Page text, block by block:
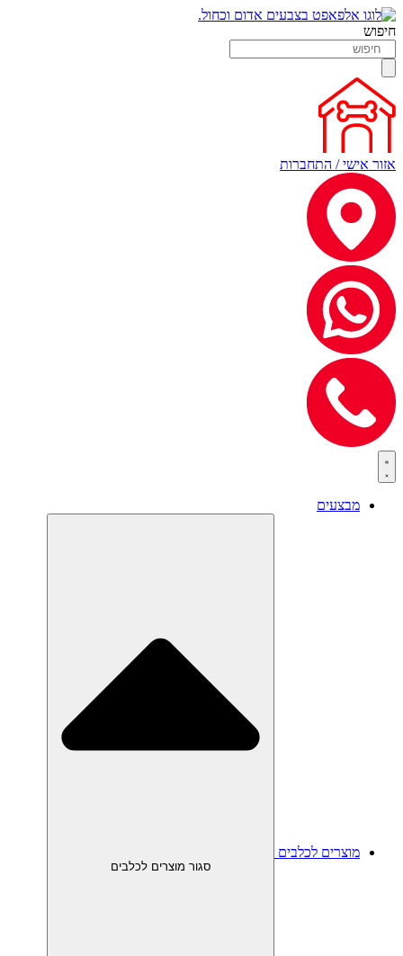
חיפוש
אזור אישי / התחברות
מבצעים
מוצרים לכלבים
סגור מוצרים לכלבים